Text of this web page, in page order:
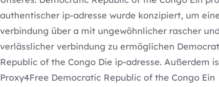
authentischer ip-adresse wurde konzipiert, um
verbindung über a mit ungewöhnlicher rascher
verlässlicher verbindung zu ermöglichen
Republic of the Congo Die ip-adresse. Außerdem
Proxy4Free Democratic Republic of the Congo Ein